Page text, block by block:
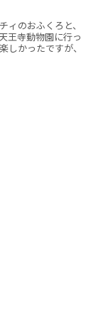
ィのおふくろと、
王寺動物園に行っ
しかったですが、